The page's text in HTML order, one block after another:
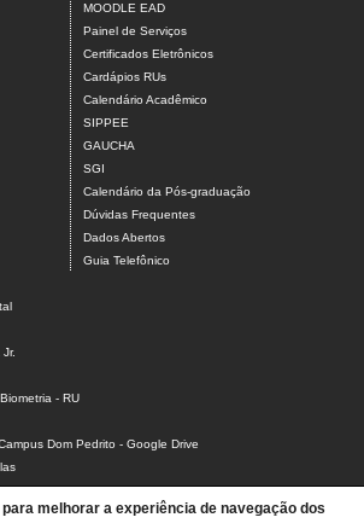
MOODLE EAD
Painel de Serviços
Certificados Eletrônicos
Cardápios RUs
Calendário Acadêmico
SIPPEE
GAUCHA
SGI
Calendário da Pós-graduação
Dúvidas Frequentes
Dados Abertos
Guia Telefônico
- RU
Dom Pedrito - Google Drive
do Laboratório de Informática
melhorar a experiência de navegação dos